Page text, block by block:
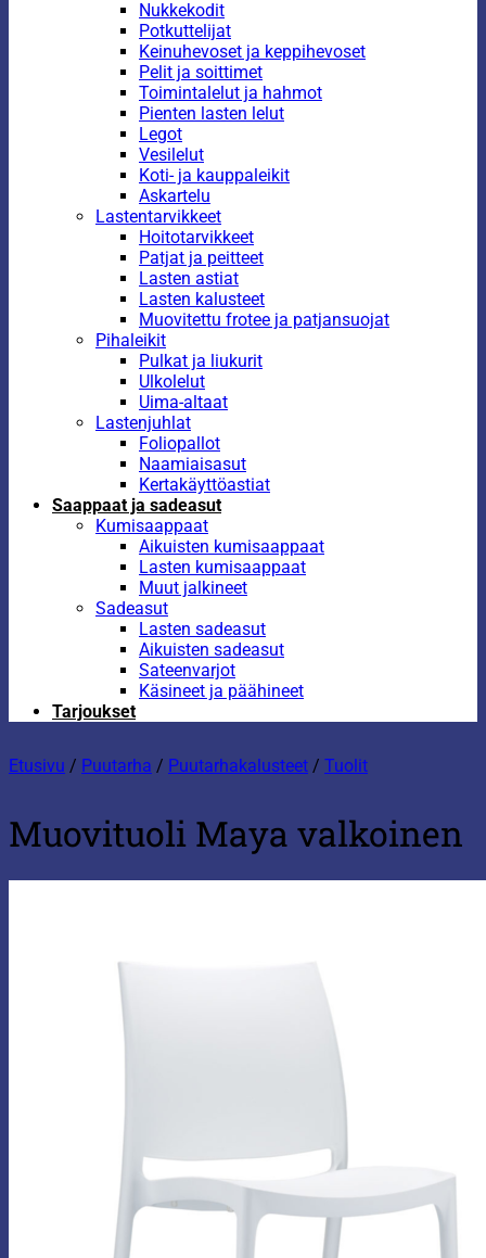
Nukkekodit
Potkuttelijat
Keinuhevoset ja keppihevoset
Pelit ja soittimet
Toimintalelut ja hahmot
Pienten lasten lelut
Legot
Vesilelut
Koti- ja kauppaleikit
Askartelu
Lastentarvikkeet
Hoitotarvikkeet
Patjat ja peitteet
Lasten astiat
Lasten kalusteet
Muovitettu frotee ja patjansuojat
Pihaleikit
Pulkat ja liukurit
Ulkolelut
Uima-altaat
Lastenjuhlat
Foliopallot
Naamiaisasut
Kertakäyttöastiat
Saappaat ja sadeasut
Kumisaappaat
Aikuisten kumisaappaat
Lasten kumisaappaat
Muut jalkineet
Sadeasut
Lasten sadeasut
Aikuisten sadeasut
Sateenvarjot
Käsineet ja päähineet
Tarjoukset
Etusivu / Puutarha / Puutarhakalusteet / Tuolit
Muovituoli Maya valkoinen